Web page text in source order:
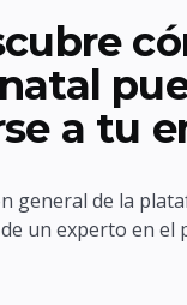
a tu
general de la
un experto en el